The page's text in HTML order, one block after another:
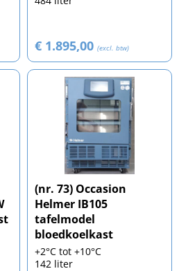
€ 1.895,00 (excl. btw)
(nr. 73) Occasion
Helmer IB105
tafelmodel
bloedkoelkast
+2°C tot +10°C
142 liter